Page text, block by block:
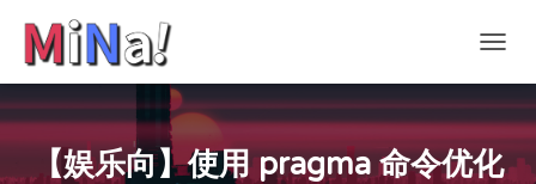
换
导
航
【娱乐向】使用 pragma 命令优化